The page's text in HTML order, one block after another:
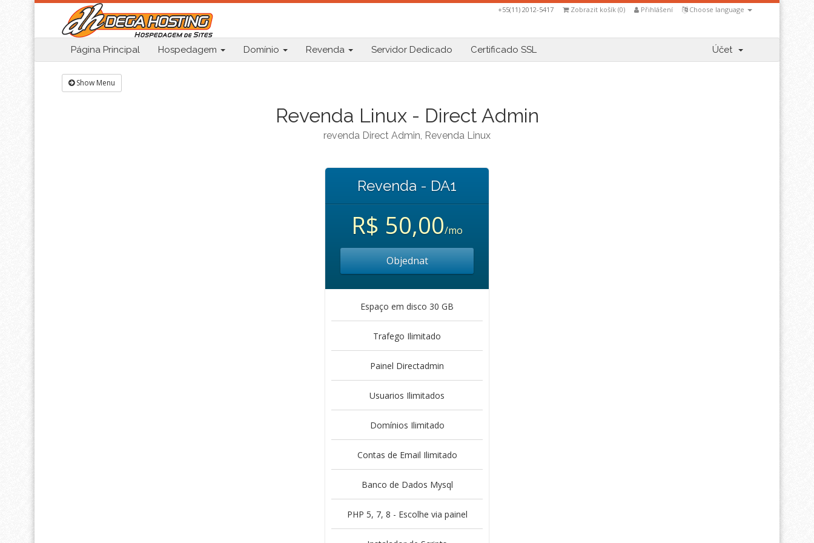
Choose language
Přihlášení
Zobrazit košík (0)
+55(11) 2012-5417
Página Principal Hospedagem Domínio Revenda Servidor Dedicado Certificado SSL Účet
Show Menu
Revenda Linux - Direct Admin
revenda Direct Admin, Revenda Linux
Revenda - DA1
R$ 50,00/mo
Objednat
Espaço em disco 30 GB
Trafego Ilimitado
Painel Directadmin
Usuarios Ilimitados
Domínios Ilimitado
Contas de Email Ilimitado
Banco de Dados Mysql
PHP 5, 7, 8 - Escolhe via painel